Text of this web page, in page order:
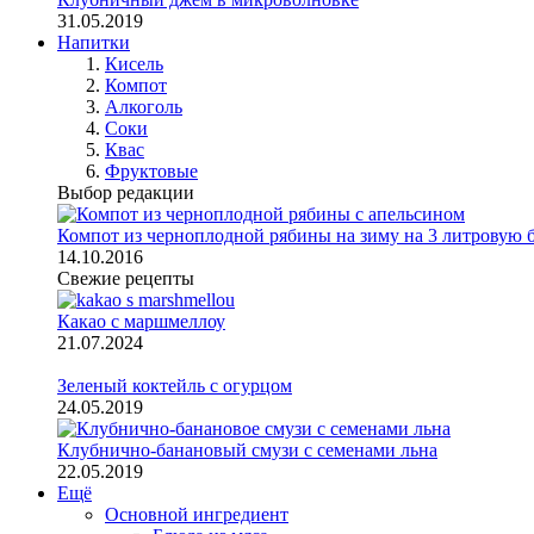
31.05.2019
Напитки
Кисель
Компот
Алкоголь
Cоки
Квас
Фруктовые
Выбор редакции
Компот из черноплодной рябины на зиму на 3 литровую
14.10.2016
Свежие рецепты
Какао с маршмеллоу
21.07.2024
Зеленый коктейль с огурцом
24.05.2019
Клубнично-банановый смузи с семенами льна
22.05.2019
Ещё
Основной ингредиент